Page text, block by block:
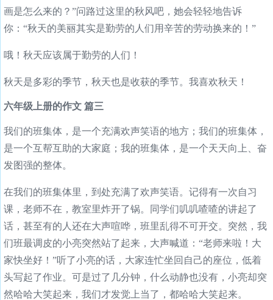
画是怎么来的？”问路过这里的秋风吧，她会轻轻地告诉
你：“秋天的美丽其实是勤劳的人们用辛苦的劳动换来的！”
哦！秋天应该属于勤劳的人们！
秋天是多彩的季节，秋天也是收获的季节。我喜欢秋天！
六年级上册的作文 篇三
我们的班集体，是一个充满欢声笑语的地方；我们的班集体，
是一个互帮互助的大家庭；我的班集体，是一个天天向上、奋
发图强的整体。
在我们的班集体里，到处充满了欢声笑语。记得有一次自习
课，老师不在，教室里炸开了锅。同学们叽叽喳喳的讲起了
话，甚至有的人还在大声喧哗，班里乱得不可开交。突然，我
们班最调皮的小亮突然站了起来，大声喊道：“老师来啦！大
家快坐好！”听了小亮的话，大家连忙坐回自己的座位，低着
头写起了作业。可是过了几分钟，什么动静也没有，小亮却突
然哈哈大笑起来，我们才发觉上当了，都哈哈大笑起来。